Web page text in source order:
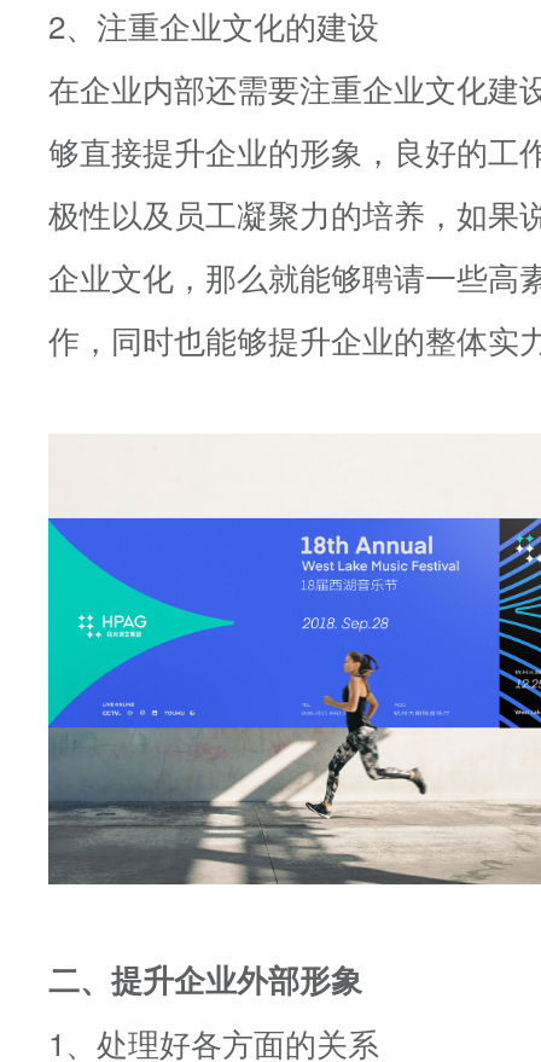
2、注重企业文化的建设
在企业内部还需要注重企业文化建
够直接提升企业的形象，良好的工
极性以及员工凝聚力的培养，如果
企业文化，那么就能够聘请一些高
作，同时也能够提升企业的整体实
二、提升企业外部形象
1、处理好各方面的关系